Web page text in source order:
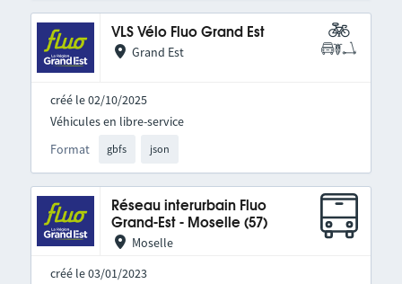
VLS Vélo Fluo Grand Est
Grand Est
créé le 02/10/2025
Format gbfs json
Véhicules en libre-service
Réseau interurbain Fluo
Grand-Est - Moselle (57)
Moselle
créé le 03/01/2023